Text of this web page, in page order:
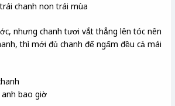
chanh non trái mùa
nhưng chanh tươi vắt thẳng lên tóc nên
thì mới đủ chanh để ngấm đều cả mái
bao giờ